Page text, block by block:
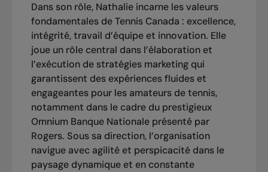
Dans son rôle, Nathalie incarne les valeurs
fondamentales de Tennis Canada : excellence,
intégrité, travail d’équipe et innovation. Elle
joue un rôle central dans l’élaboration et
l’exécution de stratégies marketing qui
garantissent des expériences fluides et
engageantes pour les amateurs de tennis,
notamment dans le cadre du prestigieux
Omnium Banque Nationale présenté par
Rogers. Sous sa direction, l’organisation
navigue avec agilité et perspicacité dans le
paysage dynamique et en constante